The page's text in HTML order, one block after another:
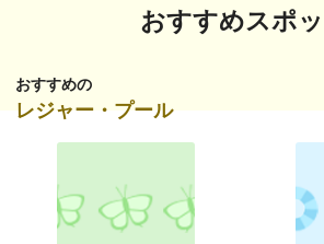
おすすめスポ
おすすめの
レジャー・プール